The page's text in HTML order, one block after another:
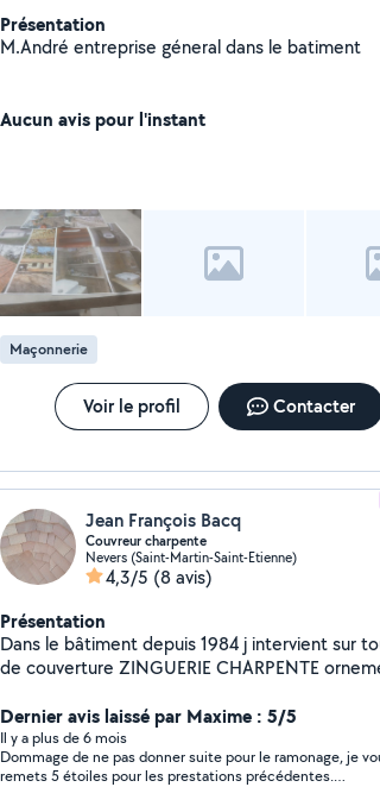
Présentation
M.André entreprise géneral dans le batiment
Aucun avis pour l'instant
Maçonnerie
Voir le profil Contacter
Jean François Bacq
Couvreur charpente
Nevers (Saint-Martin-Saint-Etienne)
4,3/5 (8 avis)
Présentation
Dans le bâtiment depuis 1984 j intervient sur
de couverture ZINGUERIE CHARPENTE
Dernier avis laissé par Maxime : 5/5
Il y a plus de 6 mois
Dommage de ne pas donner suite pour le ramonage, je
remets 5 étoiles pour les prestations précédentes.